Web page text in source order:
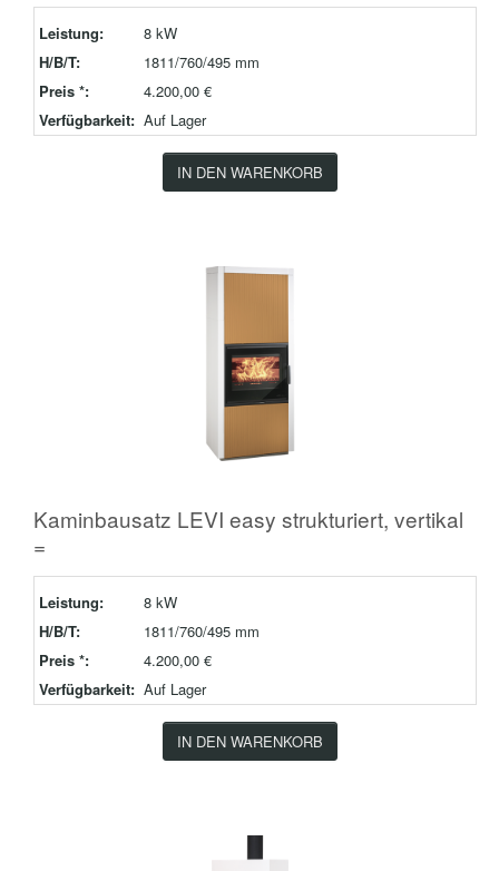
Leistung:
8 kW
H/B/T:
1811/760/495 mm
Preis *:
4.200,00 €
Verfügbarkeit: Auf Lager
IN DEN WARENKORB
Kaminbausatz LEVI easy strukturiert, vertikal
=
Leistung:
8 kW
H/B/T:
1811/760/495 mm
Preis *:
4.200,00 €
Verfügbarkeit: Auf Lager
IN DEN WARENKORB